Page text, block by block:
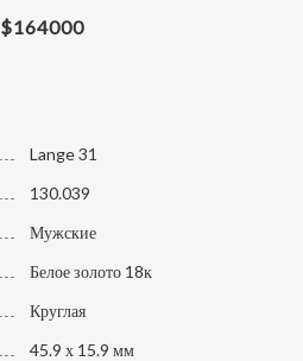
$164000
Lange 31
130.039
Мужские
Белое золото 18к
Круглая
45.9 х 15.9 мм